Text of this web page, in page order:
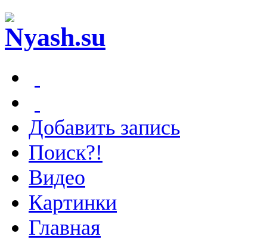
Добавить запись
Поиск?!
Видео
Картинки
Главная